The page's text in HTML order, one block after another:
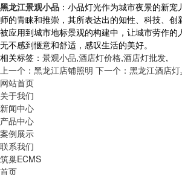
黑龙江景观小品 ：小品灯光作为城市夜景的新
师的青睐和推崇，其所表达出的知性、科技、
被应用到城市地标景观的构建中，让城市劳作的
无不感到惬意和舒适，感叹生活的美好。
相关标签： 景观小品,酒店灯价格,酒店灯批发,
上一个：黑龙江店铺照明 下一个：黑龙江酒店
网站首页
关于我们
新闻中心
产品中心
案例展示
联系我们
筑巢ECMS
首页